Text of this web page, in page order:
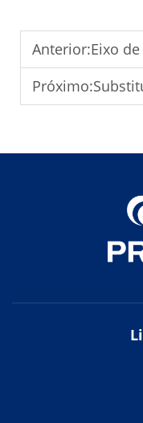
Anterior:Eixo de
Próximo:Substituição do